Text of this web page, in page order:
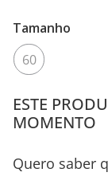
Tamanho
60
ESTE
MOMENTO
Quero saber